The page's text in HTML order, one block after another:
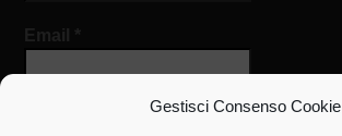
Gestisci Consenso Cookie